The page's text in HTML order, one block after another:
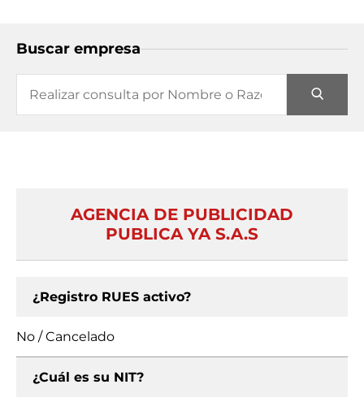
Buscar empresa
AGENCIA DE PUBLICIDAD
PUBLICA YA S.A.S
¿Registro RUES activo?
No / Cancelado
¿Cuál es su NIT?